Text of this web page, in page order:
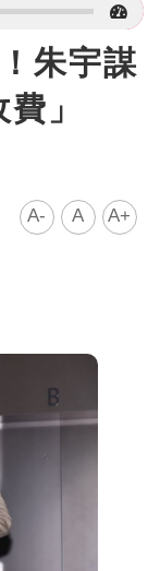
朱宇謀
費」
A- A A+